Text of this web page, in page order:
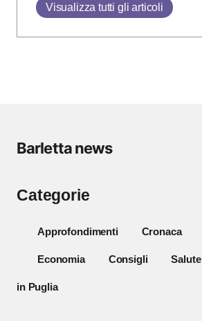
Visualizza tutti gli articoli
Barletta news
Categorie
Approfondimenti Cronaca
Economia Consigli Salute
in Puglia